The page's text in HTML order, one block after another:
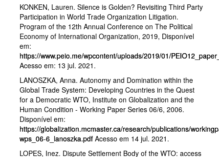
KONKEN, Lauren. Silence is Golden? Revisiting Third Party
Participation in World Trade Organization Litigation.
Program of the 12th Annual Conference on The Political
Economy of International Organization, 2019, Disponível
em:
https://www.peio.me/wpcontent/uploads/2019/01/
Acesso em: 13 jul. 2021.
LANOSZKA, Anna. Autonomy and Domination within the
Global Trade System: Developing Countries in the Quest
for a Democratic WTO, Institute on Globalization and the
Human Condition - Working Paper Series 06/6, 2006.
Disponível em:
https://globalization.mcmaster.ca/research/publications/
wps_06-6_lanoszka.pdf Acesso em 14 jul. 2021.
LOPES, Inez. Dispute Settlement Body of the WTO: access